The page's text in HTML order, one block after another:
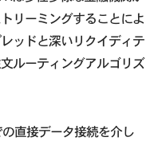
リーミングすることによ
ッドと深いリクイディテ
ルーティングアルゴリズ
直接データ接続を介し